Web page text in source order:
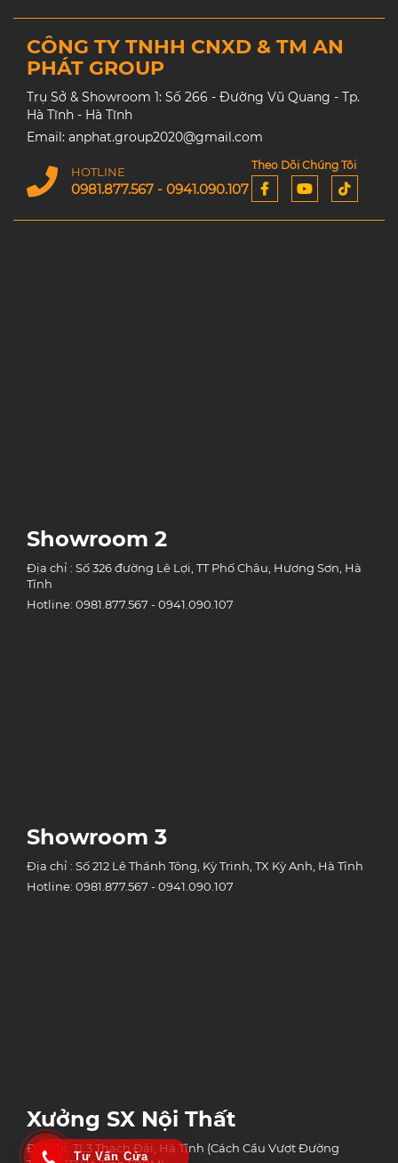
CÔNG TY TNHH CNXD & TM AN
PHÁT GROUP
Trụ Sở & Showroom 1: Số 266 - Đường Vũ Quang - Tp.
Hà Tĩnh - Hà Tĩnh
Email: anphat.group2020@gmail.com
HOTLINE
0981.877.567 - 0941.090.107
Theo Dõi Chúng Tôi
Showroom 2
Địa chỉ : Số 326 đường Lê Lợi, TT Phố Châu, Hương Sơn, Hà
Tĩnh
Hotline: 0981.877.567 - 0941.090.107
Showroom 3
Địa chỉ : Số 212 Lê Thánh Tông, Kỳ Trinh, TX Kỳ Anh, Hà Tĩnh
Hotline: 0981.877.567 - 0941.090.107
Xưởng SX Nội Thất
Địa chỉ: TL3 Thạch Đài, Hà Tĩnh (Cách Cầu Vượt Đường
Tư Vấn Cửa